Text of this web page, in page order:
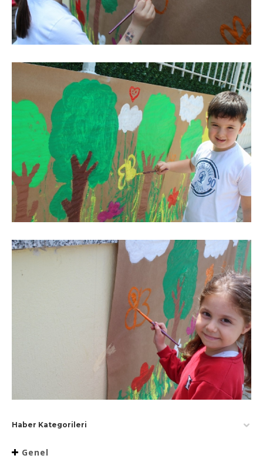
Haber Kategorileri
Genel